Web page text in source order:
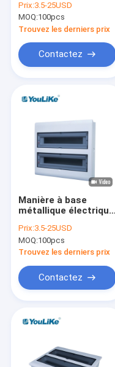
Au sujet de nous
courant électrique de
32 manières
d'intérieur
Prix:3.5-25USD
MOQ:100pcs
Trouvez les derniers prix
Contactez
Manière à base
métallique électrique
distribution
monophasé de
panneaux 42
Prix:3.5-25USD
MOQ:100pcs
Trouvez les derniers prix
Contactez